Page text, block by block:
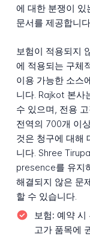
에 대한 분쟁이 있
문서를 제공합니
보험이 적용되지
에 적용되는 구체
이용 가능한 소스
니다. Rajkot 본사
수 있으며, 전용
전역의 700개 이
것은 청구에 대해
니다. Shree
presence를 유지
해결되지 않은 문
할 수 있습니다.
보험: 예약 시
고가 품목에